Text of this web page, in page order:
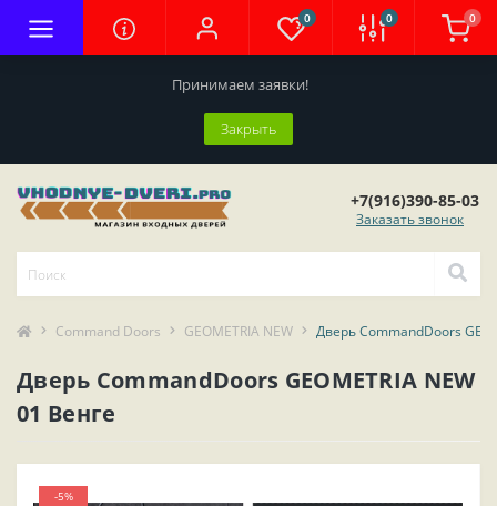
Принимаем заявки!
Закрыть
0 0 0
+7(916)390-85-03
Заказать звонок
Command Doors GEOMETRIA NEW Дверь CommandDoors
Дверь CommandDoors GEOMETRIA NEW
01 Венге
-5%